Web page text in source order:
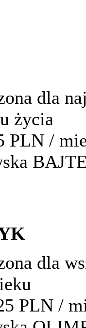
dla
życia
PLN /
dla
PLN /